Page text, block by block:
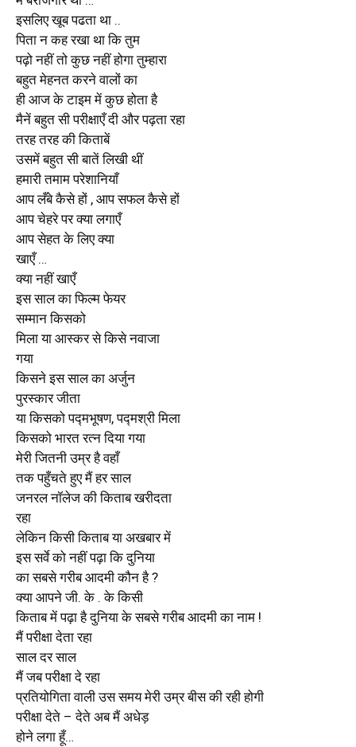
इसलिए खूब पढता था ..
पिता न कह रखा था कि तुम
पढ़ो नहीं तो कुछ नहीं होगा तुम्हारा
बहुत मेहनत करने वालों का
ही आज के टाइम में कुछ होता है
मैनें बहुत सी परीक्षाएँ दी और पढ़ता रहा
तरह तरह की किताबें
उसमें बहुत सी बातें लिखी थीं
हमारी तमाम परेशानियाँ
आप लँबे कैसे हों , आप सफल कैसे हों
आप चेहरे पर क्या लगाएँ
आप सेहत के लिए क्या
खाएँ …
क्या नहीं खाएँ
इस साल का फिल्म फेयर
सम्मान किसको
मिला या आस्कर से किसे नवाजा
गया
किसने इस साल का अर्जुन
पुरस्कार जीता
या किसको पद्मभूषण, पद्मश्री मिला
किसको भारत रत्न दिया गया
मेरी जितनी उम्र है वहाँ
तक पहुँचते हुए मैं हर साल
जनरल नॉलेज की किताब खरीदता
रहा
लेकिन किसी किताब या अखबार में
इस सर्वे को नहीं पढ़ा कि दुनिया
का सबसे गरीब आदमी कौन है ?
क्या आपने जी. के . के किसी
किताब में पढ़ा है दुनिया के सबसे गरीब आदमी का नाम !
मैं परीक्षा देता रहा
साल दर साल
मैं जब परीक्षा दे रहा
प्रतियोगिता वाली उस समय मेरी उम्र बीस की रही होगी
परीक्षा देते – देते अब मैं अधेड़
होने लगा हूँ…